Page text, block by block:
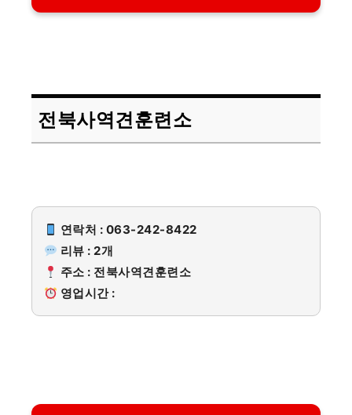
전북사역견훈련소
연락처 : 063-242-8422
리뷰 : 2개
주소 : 전북사역견훈련소
영업시간 :